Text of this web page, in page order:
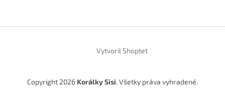
Vytvoril Shoptet
Copyright 2026 Korálky Sisi. Všetky práva vyhradené.